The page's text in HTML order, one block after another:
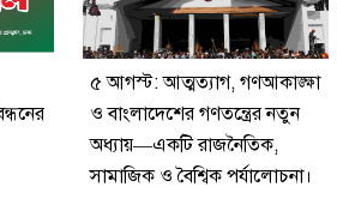
৫ আগস্ট: আত্মত্যাগ, গণআকাঙ্ক্ষা
ও বাংলাদেশের গণতন্ত্রের নতুন
অধ্যায়—একটি রাজনৈতিক,
সামাজিক ও বৈশ্বিক পর্যালোচনা।